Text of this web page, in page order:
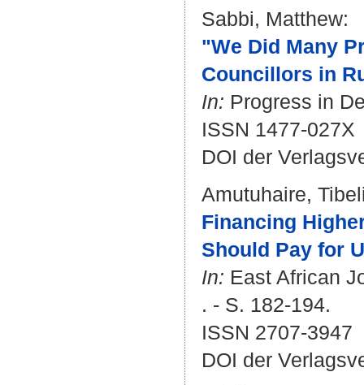
Sabbi, Matthew:
"We Did Many
Councillors in
In: Progress in
ISSN 1477-027X
DOI der
Amutuhaire,
Financing
Should Pay for
In: East African
. - S. 182-194.
ISSN 2707-3947
DOI der